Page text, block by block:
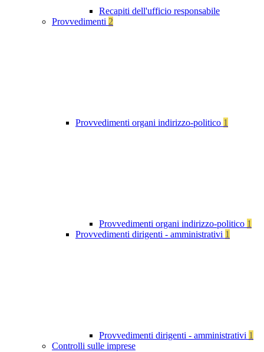
Recapiti dell'ufficio responsabile
Provvedimenti 2
Provvedimenti organi indirizzo-politico 1
Provvedimenti organi indirizzo-politico 1
Provvedimenti dirigenti - amministrativi 1
Provvedimenti dirigenti - amministrativi 1
Controlli sulle imprese